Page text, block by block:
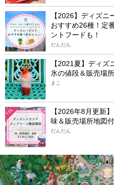
【2026】ディズ
おすすめ26種！定
ントフードも！
だんだん
【2021夏】ディズ
氷の値段＆販売場所
まこ
TDL
【2026年8月更新
味＆販売場所地図
だんだん